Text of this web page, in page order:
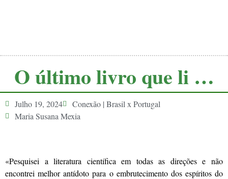
O último livro que li …
Julho 19, 2024
Conexão | Brasil x Portugal
Maria Susana Mexia
«Pesquisei a literatura científica em todas as direções e não
encontrei melhor antídoto para o embrutecimento dos espíritos do